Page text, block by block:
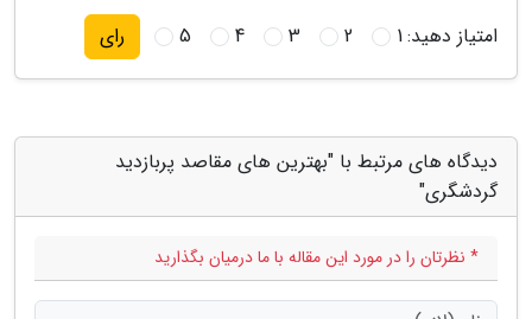
امتیاز دهید:1
2
3
4
5 رای
دیدگاه های مرتبط با "بهترین های مقاصد پربازدید
گردشگری"
* نظرتان را در مورد این مقاله با ما درمیان بگذارید